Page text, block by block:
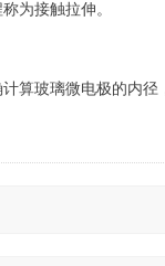
为接触拉伸。
玻璃微电极的内径